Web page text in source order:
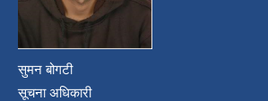
सुमन बोगटी
सूचना अधिकारी